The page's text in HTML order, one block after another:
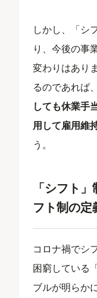
しかし、「シ
り、今後の事
変わりはあり
るのであれば
しても休業手
用して雇用維
う。
「シフト
フト制の定
コロナ禍でシ
困窮している
ブルが明らか